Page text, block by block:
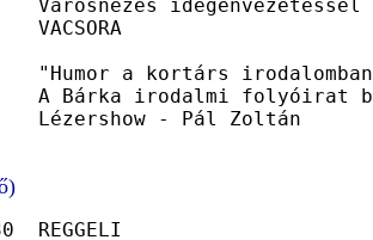
idegenvezetéssel
a kortárs
A Bárka irodalmi folyóirat